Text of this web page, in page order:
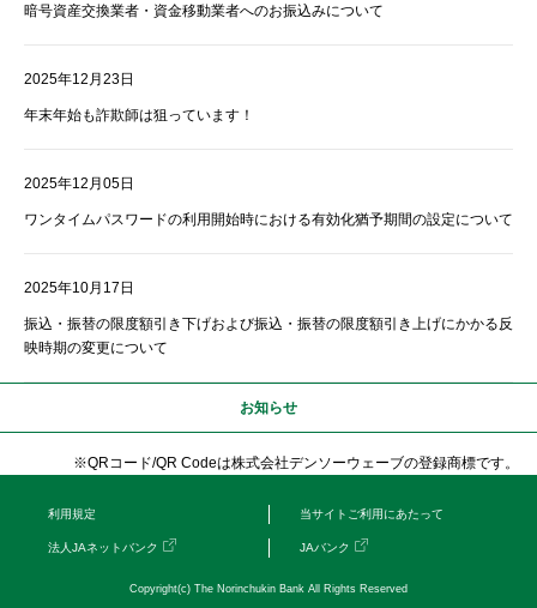
暗号資産交換業者・資金移動業者へのお振込みについて
2025年12月23日
年末年始も詐欺師は狙っています！
2025年12月05日
ワンタイムパスワードの利用開始時における有効化猶予期間の設定について
2025年10月17日
振込・振替の限度額引き下げおよび振込・振替の限度額引き上げにかかる反
映時期の変更について
お知らせ
※QRコード/QR Codeは株式会社デンソーウェーブの登録商標です。
利用規定 当サイトご利用にあたって
法人JAネットバンク JAバンク
Copyright(c) The Norinchukin Bank All Rights Reserved